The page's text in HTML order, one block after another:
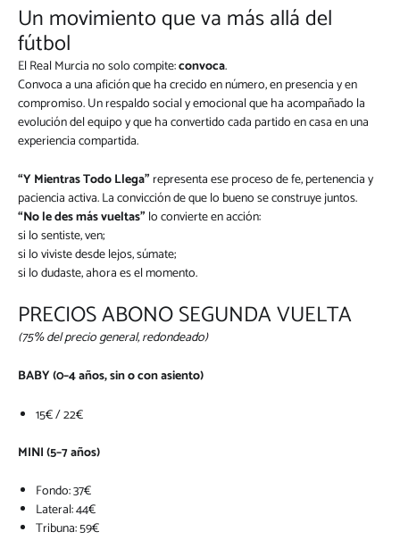
Un movimiento que va más allá del
fútbol
El Real Murcia no solo compite:convoca.
Convoca a una afición que ha crecido en número, en presencia y en
compromiso. Un respaldo social y emocional que ha acompañado la
evolución del equipo y que ha convertido cada partido en casa en una
experiencia compartida.
“Y Mientras Todo Llega”representa ese proceso de fe, pertenencia y
paciencia activa. La convicción de que lo bueno se construye juntos.
“No le des más vueltas” lo convierte en acción:
si lo sentiste, ven;
si lo viviste desde lejos, súmate;
si lo dudaste, ahora es el momento.
PRECIOS ABONO SEGUNDA VUELTA
(75% del precio general, redondeado)
BABY (0–4 años, sin o con asiento)
15€ / 22€
MINI (5–7 años)
Fondo: 37€
Lateral: 44€
Tribuna: 59€